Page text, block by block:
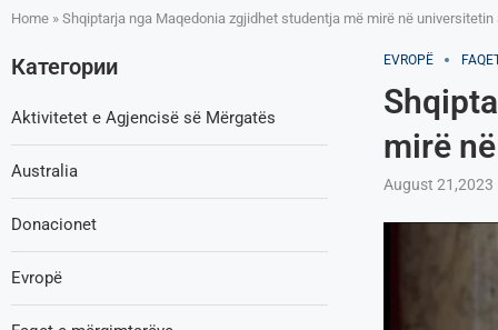
Home » Shqiptarja nga Maqedonia zgjidhet studentja më mirë në universitetin
EVROPË
mirë
August 21,2023
Категории
Aktivitetet e Agjencisë së Мërgatës
Australia
Donacionet
Evropë